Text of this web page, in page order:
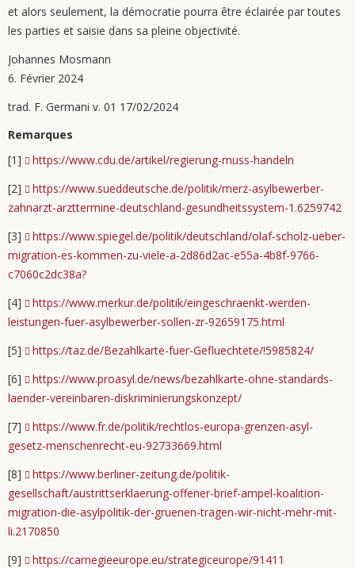
et alors seulement, la démocratie pourra être éclairée par toutes
les parties et saisie dans sa pleine objectivité.
Johannes Mosmann
6. Février 2024
trad. F. Germani v. 01 17/02/2024
Remarques
[1]
https://www.cdu.de/artikel/regierung-muss-handeln
[2]
https://www.sueddeutsche.de/politik/merz-asylbewerber-
zahnarzt-arzttermine-deutschland-gesundheitssystem-1.6259742
[3]
https://www.spiegel.de/politik/deutschland/olaf-scholz-ueber-
migration-es-kommen-zu-viele-a-2d86d2ac-e55a-4b8f-9766-
c7060c2dc38a?
[4]
https://www.merkur.de/politik/eingeschraenkt-werden-
leistungen-fuer-asylbewerber-sollen-zr-92659175.html
[5]
https://taz.de/Bezahlkarte-fuer-Gefluechtete/!5985824/
[6]
https://www.proasyl.de/news/bezahlkarte-ohne-standards-
laender-vereinbaren-diskriminierungskonzept/
[7]
https://www.fr.de/politik/rechtlos-europa-grenzen-asyl-
gesetz-menschenrecht-eu-92733669.html
[8]
https://www.berliner-zeitung.de/politik-
gesellschaft/austrittserklaerung-offener-brief-ampel-koalition-
migration-die-asylpolitik-der-gruenen-tragen-wir-nicht-mehr-mit-
li.2170850
[9]
https://carnegieeurope.eu/strategiceurope/91411